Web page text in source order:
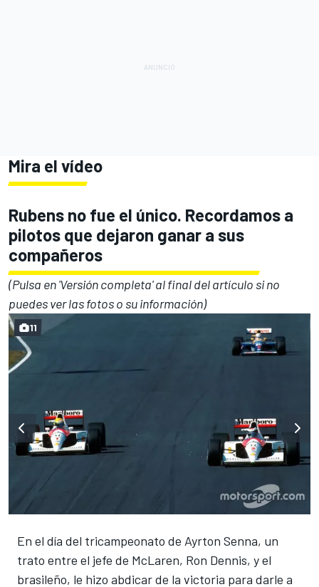
Mira el vídeo
Rubens no fue el único. Recordamos a
pilotos que dejaron ganar a sus
compañeros
(Pulsa en 'Versión completa' al final del artículo si no
puedes ver las fotos o su información)
En el día del tricampeonato de Ayrton Senna, un
trato entre el jefe de McLaren, Ron Dennis, y el
brasileño, le hizo abdicar de la victoria para darle a
11